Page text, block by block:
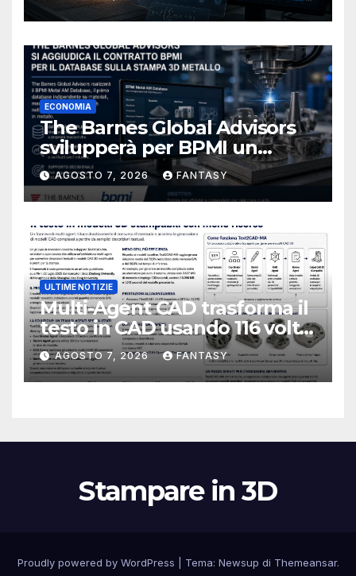
ECONOMIA
The Barnes Global Advisors
svilupperà per BPMI un
database per la stampa 3D
metallica destinata alla filiera
navale statunitense
AGOSTO 7, 2026 FANTASY
ULTIME NOTIZIE
Multi-Agent CAD trasforma il
testo in CAD usando 116 volte
meno token
AGOSTO 7, 2026 FANTASY
Stampare in 3D
Proudly powered by WordPress Tema: Newsup di Themeansar.